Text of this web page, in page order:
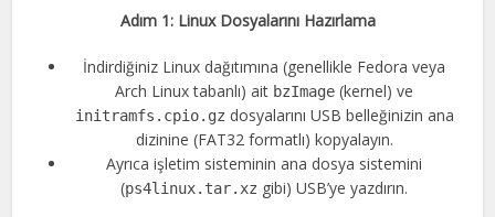
Adım 1: Linux Dosyalarını Hazırlama
İndirdiğiniz Linux dağıtımına (genellikle Fedora veya
Arch Linux tabanlı) ait bzImage (kernel) ve
initramfs.cpio.gz dosyalarını USB belleğinizin ana
dizinine (FAT32 formatlı) kopyalayın.
Ayrıca işletim sisteminin ana dosya sistemini
(ps4linux.tar.xz gibi) USB’ye yazdırın.